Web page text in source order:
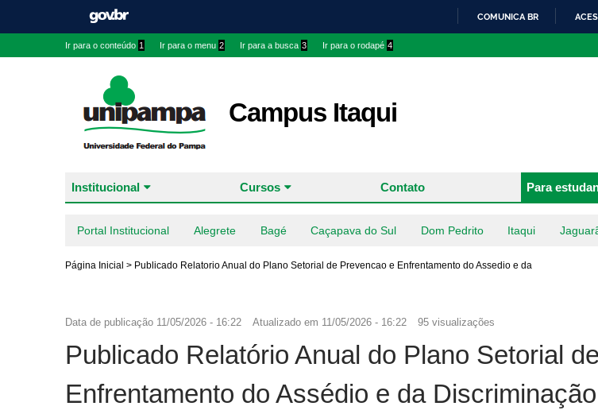
COMUNICA BR
Ir para o conteúdo 1 Ir para o menu 2 Ir para a busca 3 Ir para o rodapé 4
Campus Itaqui
Institucional Cursos Contato Para
Portal Institucional Alegrete Bagé Caçapava do Sul Dom Pedrito Itaqui
Página Inicial > Publicado Relatorio Anual do Plano Setorial de Prevencao e Enfrentamento do Assedio e da
Data de publicação 11/05/2026 - 16:22 Atualizado em 11/05/2026 - 16:22 95 visualizações
Publicado Relatório Anual do Plano Setorial
Enfrentamento do Assédio e da Discriminação